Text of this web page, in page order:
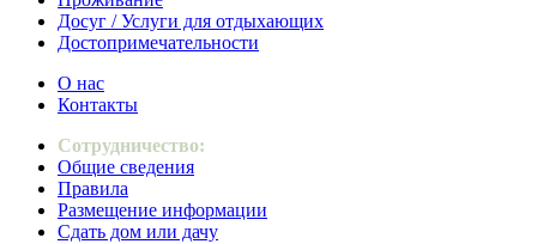
Досуг / Услуги для отдыхающих
Достопримечательности
О нас
Контакты
Сотрудничество:
Общие сведения
Правила
Размещение информации
Сдать дом или дачу